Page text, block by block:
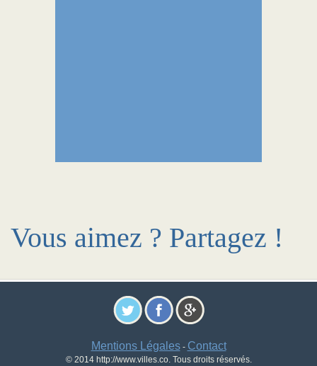
Vous aimez ? Partagez !
Mentions Légales- Contact
© 2014 http://www.villes.co. Tous droits réservés.